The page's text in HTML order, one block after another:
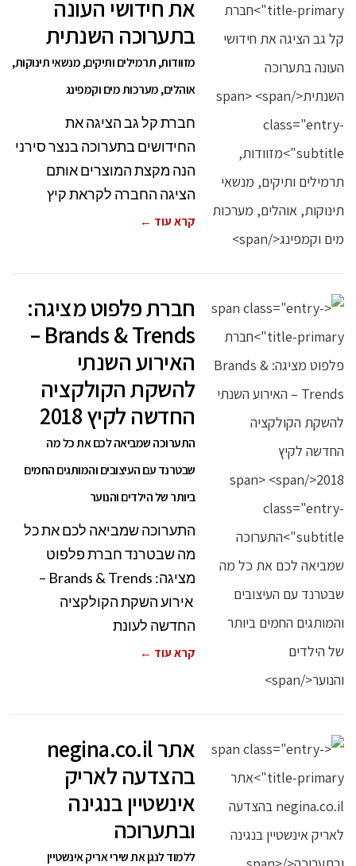
את חידושי העונה
בתערוכה השנתית
מזוודות, תרמילים ותיקים, מנשאי תינוקות,
אוהלים, מערכות מים וקמפינג
חברת קל גב הציגה את
החידושים בתערוכה בנצר סירני
הנה מקצת המוצרים אותם
הציגה החברה לקראת קיץ
קרא עוד ←
חברת פלפוט מציגה:
Brands & Trends –
האירוע השנתי
להשקת הקולקציה
החדשה לקיץ 2018
התערוכה שמביאה לכם את כל מה
שבטרנד עם העיצובים והמותגים החמים
ביותר של הילדים והנוער
התערוכה שמביאה לכם את כל
מה שבטרנד חברת פלפוט
מציגה: Brands & Trends –
אירוע השקת הקולקציה
החדשה לעונת
קרא עוד ←
אתר negina.co.il
בהצדעה לאריק
אינשטיין בנגינה
ובתערוכה
ללמוד לנגן את שירי אריק אינשטיין